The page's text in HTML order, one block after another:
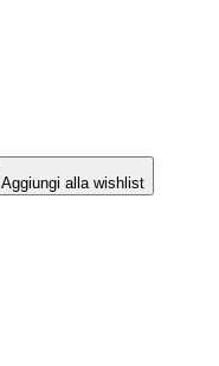
Aggiungi alla wishlist